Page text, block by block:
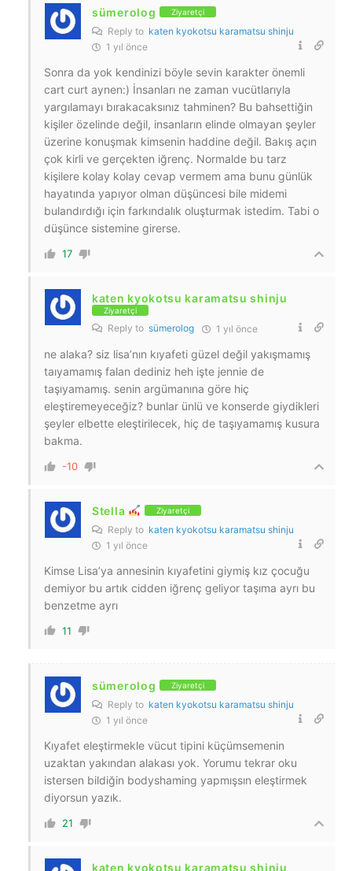
sümerolog Ziyaretçi
Reply to katen kyokotsu karamatsu shinju
1 yıl önce
Sonra da yok kendinizi böyle sevin karakter önemli
cart curt aynen:) İnsanları ne zaman vucütlarıyla
yargılamayı bırakacaksınız tahminen? Bu bahsettiğin
kişiler özelinde değil, insanların elinde olmayan şeyler
üzerine konuşmak kimsenin haddine değil. Bakış açın
çok kirli ve gerçekten iğrenç. Normalde bu tarz
kişilere kolay kolay cevap vermem ama bunu günlük
hayatında yapıyor olman düşüncesi bile midemi
bulandırdığı için farkındalık oluşturmak istedim. Tabi o
düşünce sistemine girerse.
17
katen kyokotsu karamatsu shinju
Ziyaretçi
Reply to sümerolog 1 yıl önce
ne alaka? siz lisa’nın kıyafeti güzel değil yakışmamış
taıyamamış falan dediniz heh işte jennie de
taşıyamamış. senin argümanına göre hiç
eleştiremeyeceğiz? bunlar ünlü ve konserde giydikleri
şeyler elbette eleştirilecek, hiç de taşıyamamış kusura
bakma.
-10
Stella Ziyaretçi
Reply to katen kyokotsu karamatsu shinju
1 yıl önce
Kimse Lisa’ya annesinin kıyafetini giymiş kız çocuğu
demiyor bu artık cidden iğrenç geliyor taşıma ayrı bu
benzetme ayrı
11
sümerolog Ziyaretçi
Reply to katen kyokotsu karamatsu shinju
1 yıl önce
Kıyafet eleştirmekle vücut tipini küçümsemenin
uzaktan yakından alakası yok. Yorumu tekrar oku
istersen bildiğin bodyshaming yapmışsın eleştirmek
diyorsun yazık.
21
katen kyokotsu karamatsu shinju